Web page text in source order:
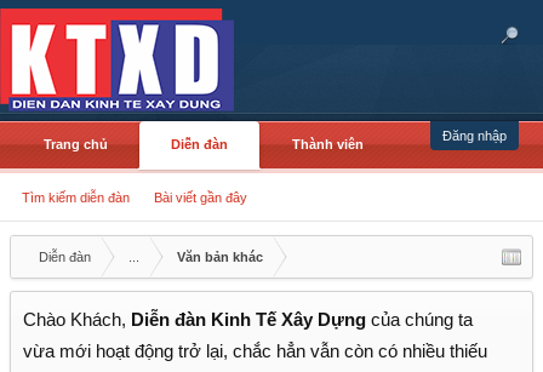
Đăng nhập
Trang chủ Diễn đàn
Tìm kiếm diễn đàn Bài viết gần đây
Thành viên
Diễn đàn Văn bản khác
Chào Khách, Diễn đàn Kinh Tế Xây Dựng của chúng ta
vừa mới hoạt động trở lại, chắc hẳn vẫn còn có nhiều thiếu